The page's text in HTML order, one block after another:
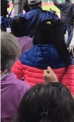
樂
活
據
點
創
作
聯
展